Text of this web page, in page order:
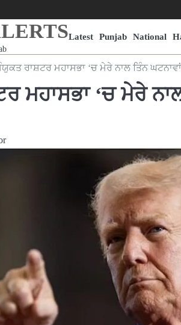
Latest Punjab National
ਰਾਸ਼ਟਰ ਮਹਾਸਭਾ ‘ਚ ਮੇਰੇ ਨਾਲ ਤਿੰਨ
ਮਹਾਸਭਾ ‘ਚ ਮੇਰੇ